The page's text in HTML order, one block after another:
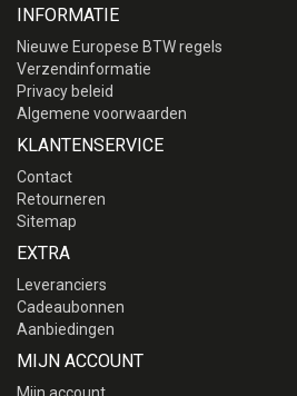
INFORMATIE
Nieuwe Europese BTW regels
Verzendinformatie
Privacy beleid
Algemene voorwaarden
KLANTENSERVICE
Contact
Retourneren
Sitemap
EXTRA
Leveranciers
Cadeaubonnen
Aanbiedingen
MIJN ACCOUNT